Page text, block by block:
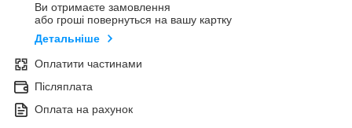
Ви отримаєте замовлення
або гроші повернуться на вашу картку
Детальніше
Оплатити частинами
Післяплата
Оплата на рахунок